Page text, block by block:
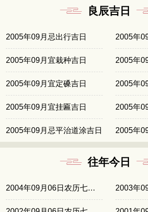
良辰吉日
2005年09月忌出行吉日 2005年
2005年09月宜栽种吉日 2005年
2005年09月宜定磉吉日 2005年
2005年09月宜挂匾吉日 2005年
2005年09月忌平治道涂吉日 2005年
往年今日
2004年09月06日农历七月廿二